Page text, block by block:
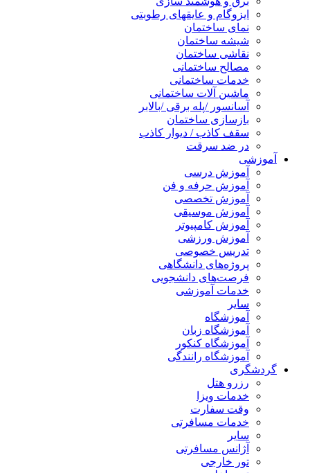
ایزوگام و عایقهای رطوبتی
نمای ساختمان
شیشه ساختمان
نقاشی ساختمان
مصالح ساختمانی
خدمات ساختمانی
ماشین آلات ساختمانی
آسانسور /پله برقی /بالابر
بازسازی ساختمان
سقف کاذب / دیوار کاذب
در ضد سرقت
آموزشی
آموزش درسی
آموزش حرفه و فن
آموزش تخصصی
آموزش موسیقی
آموزش کامپیوتر
آموزش ورزشی
تدریس خصوصی
پروژه‌های دانشگاهی
فرصت‌های دانشجویی
خدمات آموزشی
سایر
آموزشگاه
آموزشگاه زبان
آموزشگاه کنکور
آموزشگاه رانندگی
گردشگری
رزرو هتل
خدمات ویزا
وقت سفارت
خدمات مسافرتی
سایر
آژانس مسافرتی
تور خارجی